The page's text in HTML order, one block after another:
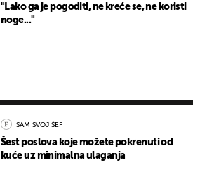
"Lako ga je pogoditi, ne kreće se, ne koristi
noge..."
SAM SVOJ ŠEF
Šest poslova koje možete pokrenuti od
kuće uz minimalna ulaganja